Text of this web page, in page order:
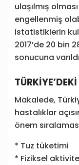
ulaşılmış
engellenmiş
istatistiklerin
2017’de 20 bin
sonucuna
Makalede,
hastalıklar
önem
* Tuz tüketimi
* Fiziksel